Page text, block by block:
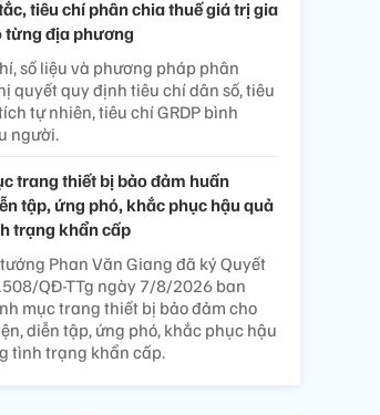
tiêu chí phân chia thuế giá trị gia
từng địa phương
số liệu và phương pháp phân
quyết quy định tiêu chí dân số, tiêu
tự nhiên, tiêu chí GRDP bình
người.
trang thiết bị bảo đảm huấn
tập, ứng phó, khắc phục hậu quả
trạng khẩn cấp
Phan Văn Giang đã ký Quyết
QĐ-TTg ngày 7/8/2026 ban
mục trang thiết bị bảo đảm cho
diễn tập, ứng phó, khắc phục hậu
tình trạng khẩn cấp.